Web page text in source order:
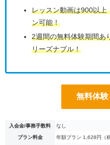
レッスン動画は900以上
ン可能！
2週間の無料体験期間あ
リーズナブル！
無料体
入会金/事務手数料 なし
プラン料金 年額プラン 1,628円（